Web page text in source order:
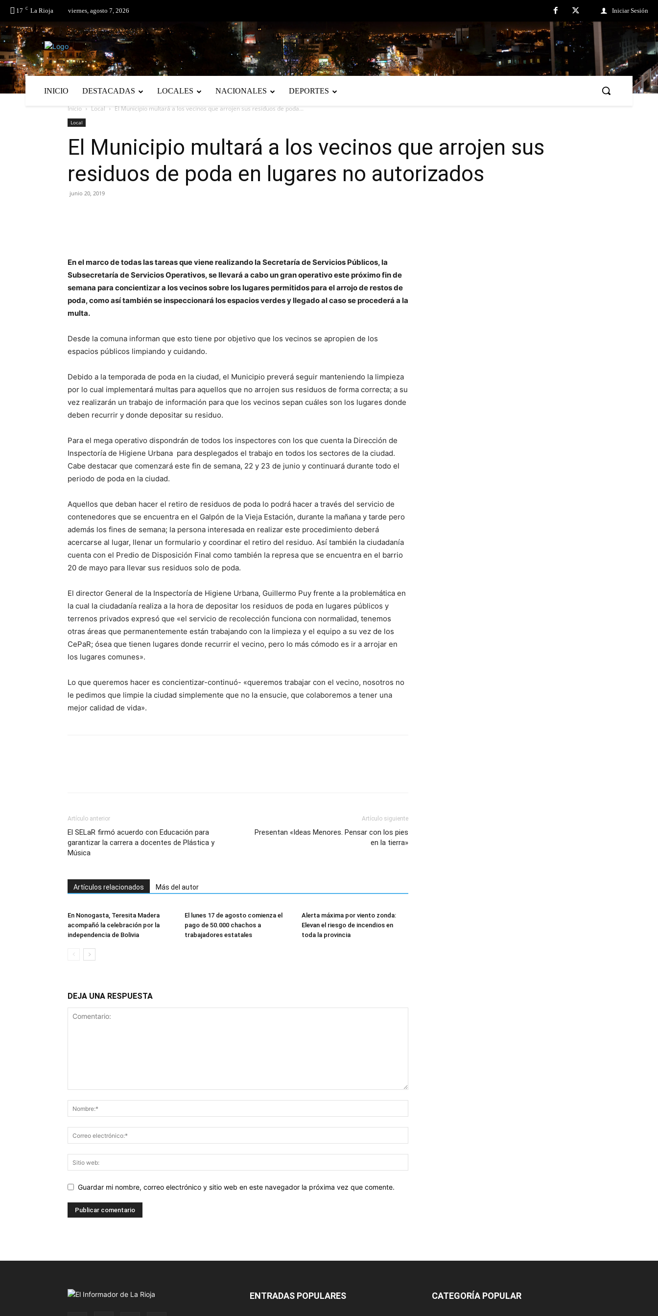
17 C La Rioja viernes, agosto 7, 2026 Iniciar Sesión
INICIO DESTACADAS LOCALES NACIONALES DEPORTES
Inicio Local El Municipio multará a los vecinos que arrojen sus residuos de poda...
Local
El Municipio multará a los vecinos que arrojen sus
residuos de poda en lugares no autorizados
junio 20, 2019
En el marco de todas las tareas que viene realizando la Secretaría de Servicios Públicos, la
Subsecretaría de Servicios Operativos, se llevará a cabo un gran operativo este próximo fin de
semana para concientizar a los vecinos sobre los lugares permitidos para el arrojo de restos de
poda, como así también se inspeccionará los espacios verdes y llegado al caso se procederá a la
multa.
Desde la comuna informan que esto tiene por objetivo que los vecinos se apropien de los
espacios públicos limpiando y cuidando.
Debido a la temporada de poda en la ciudad, el Municipio preverá seguir manteniendo la limpieza
por lo cual implementará multas para aquellos que no arrojen sus residuos de forma correcta; a su
vez realizarán un trabajo de información para que los vecinos sepan cuáles son los lugares donde
deben recurrir y donde depositar su residuo.
Para el mega operativo dispondrán de todos los inspectores con los que cuenta la Dirección de
Inspectoría de Higiene Urbana para desplegados el trabajo en todos los sectores de la ciudad.
Cabe destacar que comenzará este fin de semana, 22 y 23 de junio y continuará durante todo el
periodo de poda en la ciudad.
Aquellos que deban hacer el retiro de residuos de poda lo podrá hacer a través del servicio de
contenedores que se encuentra en el Galpón de la Vieja Estación, durante la mañana y tarde pero
además los fines de semana; la persona interesada en realizar este procedimiento deberá
acercarse al lugar, llenar un formulario y coordinar el retiro del residuo. Así también la ciudadanía
cuenta con el Predio de Disposición Final como también la represa que se encuentra en el barrio
20 de mayo para llevar sus residuos solo de poda.
El director General de la Inspectoría de Higiene Urbana, Guillermo Puy frente a la problemática en
la cual la ciudadanía realiza a la hora de depositar los residuos de poda en lugares públicos y
terrenos privados expresó que «el servicio de recolección funciona con normalidad, tenemos
otras áreas que permanentemente están trabajando con la limpieza y el equipo a su vez de los
CePaR; ósea que tienen lugares donde recurrir el vecino, pero lo más cómodo es ir a arrojar en
los lugares comunes».
Lo que queremos hacer es concientizar-continuó- «queremos trabajar con el vecino, nosotros no
le pedimos que limpie la ciudad simplemente que no la ensucie, que colaboremos a tener una
mejor calidad de vida».
Artículo anterior
El SELaR firmó acuerdo con Educación para
garantizar la carrera a docentes de Plástica y
Música
Artículo siguiente
Presentan «Ideas Menores. Pensar con los pies
en la tierra»
Artículos relacionados Más del autor
En Nonogasta, Teresita Madera
acompañó la celebración por la
independencia de Bolivia
El lunes 17 de agosto comienza el
pago de 50.000 chachos a
trabajadores estatales
Alerta máxima por viento zonda:
Elevan el riesgo de incendios en
toda la provincia
DEJA UNA RESPUESTA
Guardar mi nombre, correo electrónico y sitio web en este navegador la próxima vez que comente.
ENTRADAS POPULARES CATEGORÍA POPULAR